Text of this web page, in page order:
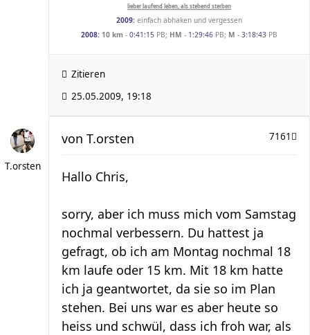
lieber laufend leben, als stehend sterben
2009: einfach abhaken und vergessen
2008: 10 km - 0:41:15 PB; HM - 1:29:46 PB; M - 3:18:43 PB
Zitieren
25.05.2009, 19:18
T.orsten
7161
von T.orsten
Hallo Chris,
sorry, aber ich muss mich vom Samstag
nochmal verbessern. Du hattest ja
gefragt, ob ich am Montag nochmal 18
km laufe oder 15 km. Mit 18 km hatte
ich ja geantwortet, da sie so im Plan
stehen. Bei uns war es aber heute so
heiss und schwül, dass ich froh war, als